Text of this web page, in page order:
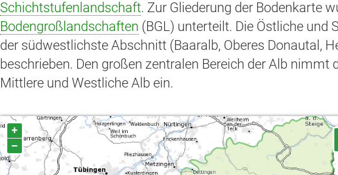
Schichtstufenlandschaft. Zur Gliederung der Bodenkarte
Bodengroßlandschaften (BGL) unterteilt. Die Östliche und
der südwestlichste Abschnitt (Baaralb, Oberes Donautal,
beschrieben. Den großen zentralen Bereich der Alb nimmt
Mittlere und Westliche Alb ein.
+
–